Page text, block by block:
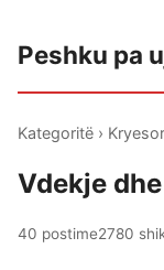
Peshku pa
Kategoritë ›
Vdekje
40 postime2780